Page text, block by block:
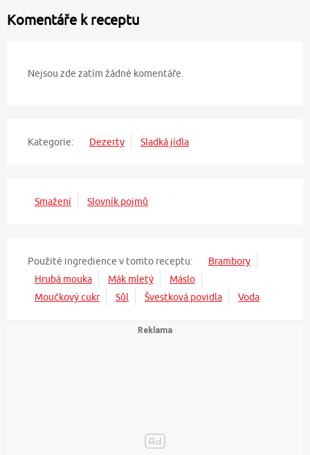
Komentáře k receptu
Nejsou zde zatím žádné komentáře.
Kategorie: Dezerty Sladká jídla
Smažení Slovník pojmů
Použité ingredience v tomto receptu:
Brambory
Hrubá mouka
Mák mletý
Máslo
Moučkový cukr
Sůl Švestková povidla Voda